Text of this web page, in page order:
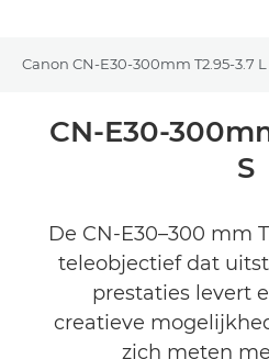
Canon CN-E30-300mm T2.95-3.7 L
Overzicht
CN-E30-
S
De CN-E30–300 mm
teleobjectief dat
prestaties levert
creatieve
zich meten